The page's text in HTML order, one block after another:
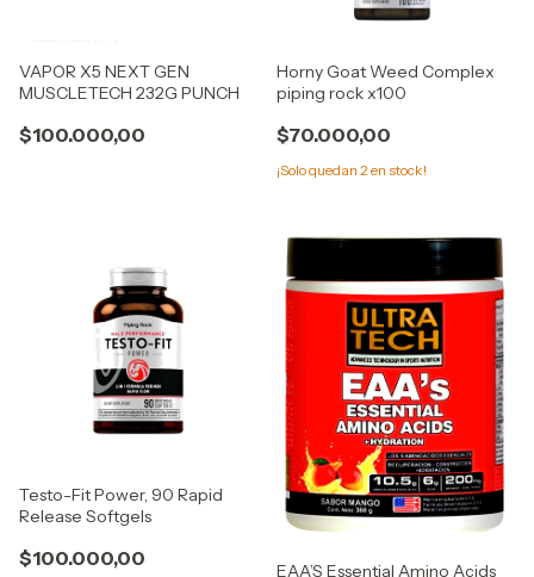
VAPOR X5 NEXT GEN
MUSCLETECH 232G PUNCH
$100.000,00
Horny Goat Weed Complex
piping rock x100
$70.000,00
¡Solo quedan 2en stock!
Testo-Fit Power, 90 Rapid
Release Softgels
$100.000,00
EAA’S Essential Amino Acids